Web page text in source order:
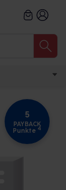
5
PAYBACK
Punkte 4